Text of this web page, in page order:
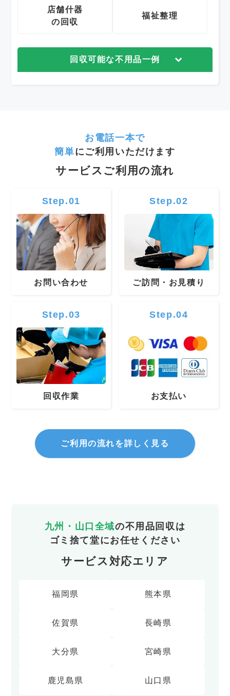
店舗什器
の回収
福祉整理
回収可能な不用品一例
お電話一本で
簡単にご利用いただけます
サービスご利用の流れ
Step.01
お問い合わせ
Step.02
ご訪問・お見積り
Step.03
回収作業
Step.04
お支払い
ご利用の流れを詳しく見る
九州・山口全域の不用品回収は
ゴミ捨て堂にお任せください
サービス対応エリア
福岡県 熊本県
佐賀県 長崎県
大分県 宮崎県
鹿児島県 山口県